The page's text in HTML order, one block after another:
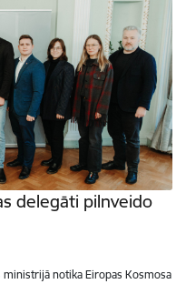
delegāti pilnveido
notika Eiropas Kosmosa